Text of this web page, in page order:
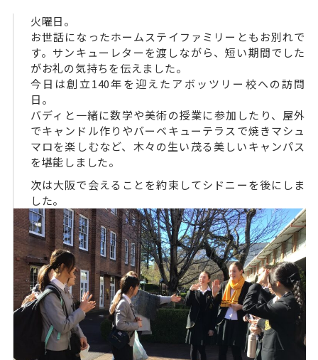
火曜日。
お世話になったホームステイファミリーともお別れで
す。サンキューレターを渡しながら、短い期間でした
がお礼の気持ちを伝えました。
今日は創立140年を迎えたアボッツリー校への訪問
日。
バディと一緒に数学や美術の授業に参加したり、屋外
でキャンドル作りやバーベキューテラスで焼きマシュ
マロを楽しむなど、木々の生い茂る美しいキャンパス
を堪能しました。
次は大阪で会えることを約束してシドニーを後にしま
した。